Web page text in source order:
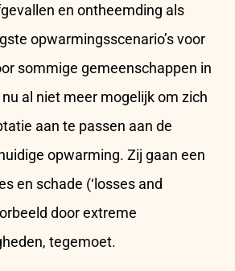
en ontheemding als
opwarmingsscenario’s voor
sommige gemeenschappen in
al niet meer mogelijk om zich
aan te passen aan de
opwarming. Zij gaan een
en schade (‘losses and
door extreme
tegemoet.